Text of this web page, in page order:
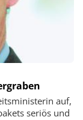
auf,
seriös und